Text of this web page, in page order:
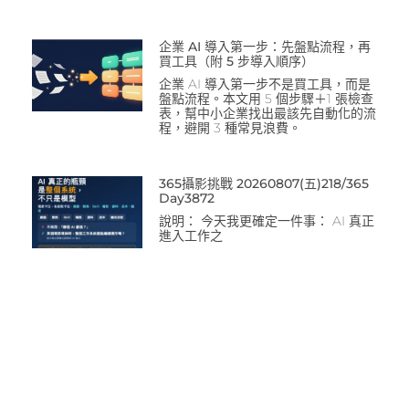
企業 AI 導入第一步：先盤點流程，再
買工具（附 5 步導入順序）
企業 AI 導入第一步不是買工具，而是
盤點流程。本文用 5 個步驟＋1 張檢查
表，幫中小企業找出最該先自動化的流
程，避開 3 種常見浪費。
365攝影挑戰 20260807(五)218/365
Day3872
說明： 今天我更確定一件事： AI 真正
進入工作之